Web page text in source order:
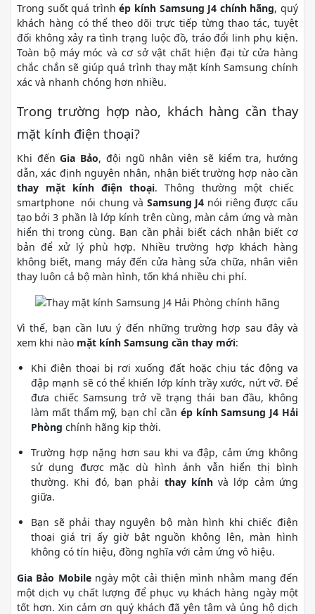
Trong suốt quá trìnhép kính Samsung J4 chính hãng, quý
khách hàng có thể theo dõi trực tiếp từng thao tác, tuyệt
đối không xảy ra tình trạng luộc đồ, tráo đổi linh phụ kiện.
Toàn bộ máy móc và cơ sở vật chất hiện đại từ cửa hàng
chắc chắn sẽ giúp quá trình thay mặt kính Samsung chính
xác và nhanh chóng hơn nhiều.
Trong trường hợp nào, khách hàng cần thay
mặt kính điện thoại?
Khi đếnGia Bảo, đội ngũ nhân viên sẽ kiểm tra, hướng
dẫn, xác định nguyên nhân, nhận biết trường hợp nào cần
thay mặt kính điện thoại. Thông thường một chiếc
smartphone nói chung và Samsung J4 nói riêng được cấu
tạo bởi 3 phần là lớp kính trên cùng, màn cảm ứng và màn
hiển thị trong cùng. Bạn cần phải biết cách nhận biết cơ
bản để xử lý phù hợp. Nhiều trường hợp khách hàng
không biết, mang máy đến cửa hàng sửa chữa, nhân viên
thay luôn cả bộ màn hình, tốn khá nhiều chi phí.
Vì thế, bạn cần lưu ý đến những trường hợp sau đây và
xem khi nào mặt kính Samsung cần thay mới:
Khi điện thoại bị rơi xuống đất hoặc chịu tác động va
đập mạnh sẽ có thể khiến lớp kính trầy xước, nứt vỡ. Để
đưa chiếc Samsung trở về trạng thái ban đầu, không
làm mất thẩm mỹ, bạn chỉ cần ép kính Samsung J4 Hải
Phòng chính hãng kịp thời.
Trường hợp nặng hơn sau khi va đập, cảm ứng không
sử dụng được mặc dù hình ảnh vẫn hiển thị bình
thường. Khi đó, bạn phải thay kínhvà lớp cảm ứng
giữa.
Bạn sẽ phải thay nguyên bộ màn hình khi chiếc điện
thoại giá trị ấy giờ bật nguồn không lên, màn hình
không có tín hiệu, đồng nghĩa với cảm ứng vô hiệu.
Gia Bảo Mobilengày một cải thiện mình nhằm mang đến
một dịch vụ chất lượng để phục vụ khách hàng ngày một
tốt hơn. Xin cảm ơn quý khách đã yên tâm và ủng hộ dịch